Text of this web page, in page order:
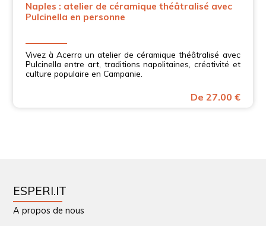
Naples : atelier de céramique théâtralisé avec
Pulcinella en personne
Vivez à Acerra un atelier de céramique théâtralisé avec
Pulcinella entre art, traditions napolitaines, créativité et
culture populaire en Campanie.
De 27.00 €
ESPERI.IT
A propos de nous